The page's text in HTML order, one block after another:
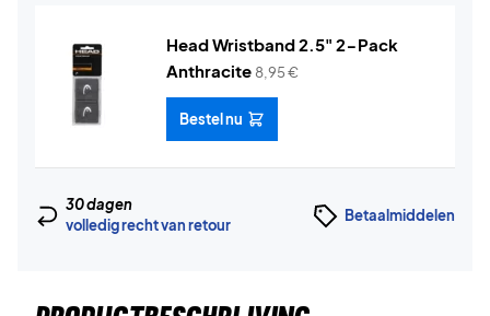
Head Wristband 2.5" 2-Pack
Anthracite 8,95€
Bestel nu
30 dagen
volledig recht van retour
Betaalmiddelen